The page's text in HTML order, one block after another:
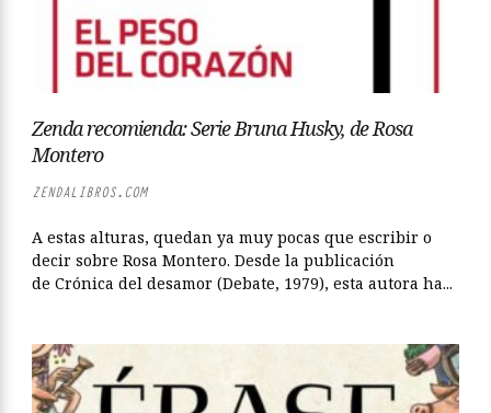
Zenda recomienda: Serie Bruna Husky, de Rosa
Montero
ZENDALIBROS.COM
A estas alturas, quedan ya muy pocas que escribir o
decir sobre Rosa Montero. Desde la publicación
de Crónica del desamor (Debate, 1979), esta autora ha...